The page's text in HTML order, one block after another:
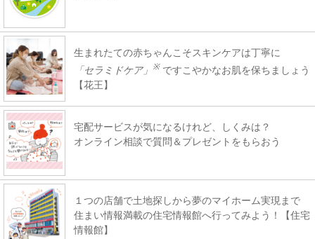
生まれたての赤ちゃんこそスキンケアは丁寧に
「セラミドケア」
※ ですこやかなお肌を保ちましょう
【花王】
宅配サービスが気になるけれど、しくみは？
オンライン相談で質問＆プレゼントをもらおう
１つの店舗で土地探しから夢のマイホーム実現まで
住まい情報満載の住宅情報館へ行ってみよう！【住宅
情報館】